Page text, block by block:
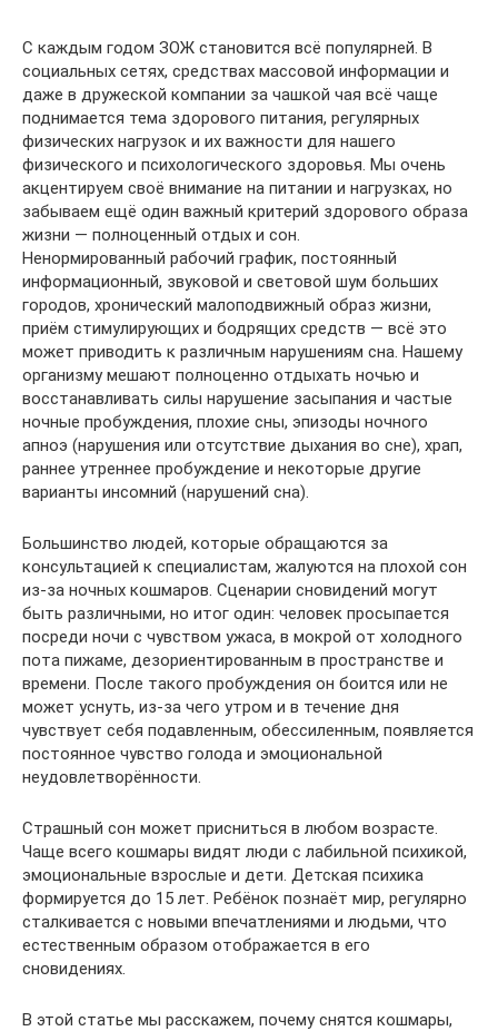
С каждым годом ЗОЖ становится всё популярней. В
социальных сетях, средствах массовой информации и
даже в дружеской компании за чашкой чая всё чаще
поднимается тема здорового питания, регулярных
физических нагрузок и их важности для нашего
физического и психологического здоровья. Мы очень
акцентируем своё внимание на питании и нагрузках, но
забываем ещё один важный критерий здорового образа
жизни — полноценный отдых и сон.
Ненормированный рабочий график, постоянный
информационный, звуковой и световой шум больших
городов, хронический малоподвижный образ жизни,
приём стимулирующих и бодрящих средств — всё это
может приводить к различным нарушениям сна. Нашему
организму мешают полноценно отдыхать ночью и
восстанавливать силы нарушение засыпания и частые
ночные пробуждения, плохие сны, эпизоды ночного
апноэ (нарушения или отсутствие дыхания во сне), храп,
раннее утреннее пробуждение и некоторые другие
варианты инсомний (нарушений сна).
Большинство людей, которые обращаются за
консультацией к специалистам, жалуются на плохой сон
из-за ночных кошмаров. Сценарии сновидений могут
быть различными, но итог один: человек просыпается
посреди ночи с чувством ужаса, в мокрой от холодного
пота пижаме, дезориентированным в пространстве и
времени. После такого пробуждения он боится или не
может уснуть, из-за чего утром и в течение дня
чувствует себя подавленным, обессиленным, появляется
постоянное чувство голода и эмоциональной
неудовлетворённости.
Страшный сон может присниться в любом возрасте.
Чаще всего кошмары видят люди с лабильной психикой,
эмоциональные взрослые и дети. Детская психика
формируется до 15 лет. Ребёнок познаёт мир, регулярно
сталкивается с новыми впечатлениями и людьми, что
естественным образом отображается в его
сновидениях.
В этой статье мы расскажем, почему снятся кошмары,